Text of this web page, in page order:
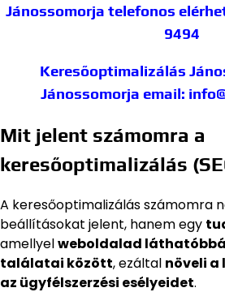
Jánossomorja telefonos
9494
Keresőoptimalizálás
Jánossomorja email:
Mit jelent számomra a
keresőoptimalizálás
A keresőoptimalizálás számomra
beállításokat jelent, hanem egy
amellyelweboldalad
találatai között, ezáltal növeli
az ügyfélszerzési esélyeidet.